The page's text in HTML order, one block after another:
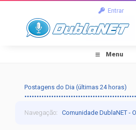
Entrar
Menu
Postagens do Dia (últimas 24 horas)
Navegação:Comunidade DublaNET -